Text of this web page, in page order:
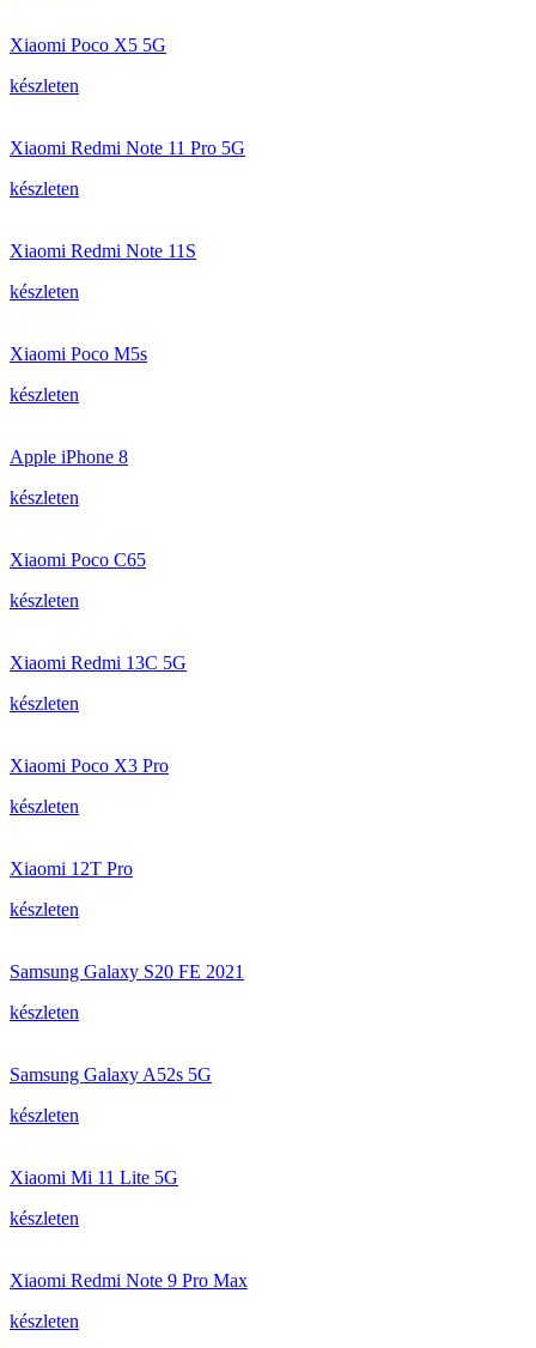
Xiaomi Poco X5 5G
készleten
Xiaomi Redmi Note 11 Pro 5G
készleten
Xiaomi Redmi Note 11S
készleten
Xiaomi Poco M5s
készleten
Apple iPhone 8
készleten
Xiaomi Poco C65
készleten
Xiaomi Redmi 13C 5G
készleten
Xiaomi Poco X3 Pro
készleten
Xiaomi 12T Pro
készleten
Samsung Galaxy S20 FE 2021
készleten
Samsung Galaxy A52s 5G
készleten
Xiaomi Mi 11 Lite 5G
készleten
Xiaomi Redmi Note 9 Pro Max
készleten